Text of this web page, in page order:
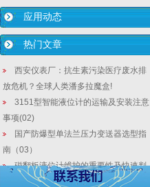
应用动态
热门文章
西安仪表厂：抗生素污染医疗废水排
放危机？全球人类潘多拉魔盒!
3151型智能液位计的运输及安装注意
事项(02)
国产防爆型单法兰压力变送器选型指
南（03）
磁翻板液位计维护的重要性及快速判
断故障问题